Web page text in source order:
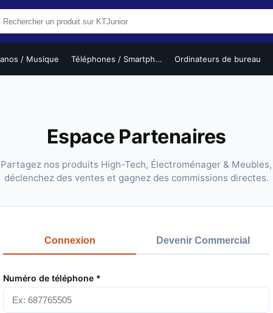
/ Musique Téléphones / Smartph... Ordinateurs de bureau
Espace Partenaires
Partagez nos produits High-Tech, Électroménager & Meubles,
déclenchez des ventes et gagnez des commissions directes.
Connexion Devenir Commercial
Numéro de téléphone *